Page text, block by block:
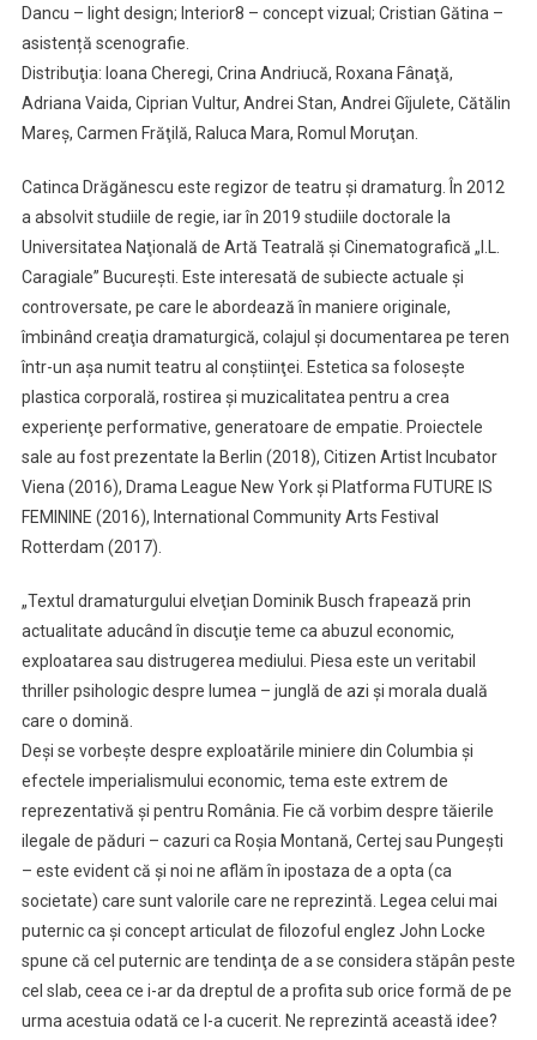
Dancu – light design; Interior8 – concept vizual; Cristian Gătina –
asistență scenografie.
Distribuţia: Ioana Cheregi, Crina Andriucă, Roxana Fânaţă,
Adriana Vaida, Ciprian Vultur, Andrei Stan, Andrei Gîjulete, Cătălin
Mareş, Carmen Frăţilă, Raluca Mara, Romul Moruţan.
Catinca Drăgănescu este regizor de teatru şi dramaturg. În 2012
a absolvit studiile de regie, iar în 2019 studiile doctorale la
Universitatea Naţională de Artă Teatrală şi Cinematografică „I.L.
Caragiale” Bucureşti. Este interesată de subiecte actuale şi
controversate, pe care le abordează în maniere originale,
îmbinând creaţia dramaturgică, colajul şi documentarea pe teren
într-un aşa numit teatru al conştiinţei. Estetica sa foloseşte
plastica corporală, rostirea şi muzicalitatea pentru a crea
experienţe performative, generatoare de empatie. Proiectele
sale au fost prezentate la Berlin (2018), Citizen Artist Incubator
Viena (2016), Drama League New York şi Platforma FUTURE IS
FEMININE (2016), International Community Arts Festival
Rotterdam (2017).
„Textul dramaturgului elveţian Dominik Busch frapează prin
actualitate aducând în discuţie teme ca abuzul economic,
exploatarea sau distrugerea mediului. Piesa este un veritabil
thriller psihologic despre lumea – junglă de azi şi morala duală
care o domină.
Deşi se vorbeşte despre exploatările miniere din Columbia şi
efectele imperialismului economic, tema este extrem de
reprezentativă şi pentru România. Fie că vorbim despre tăierile
ilegale de păduri – cazuri ca Roşia Montană, Certej sau Pungeşti
– este evident că şi noi ne aflăm în ipostaza de a opta (ca
societate) care sunt valorile care ne reprezintă. Legea celui mai
puternic ca şi concept articulat de filozoful englez John Locke
spune că cel puternic are tendinţa de a se considera stăpân peste
cel slab, ceea ce i-ar da dreptul de a profita sub orice formă de pe
urma acestuia odată ce l-a cucerit. Ne reprezintă această idee?